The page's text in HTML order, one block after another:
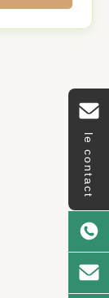
le contact